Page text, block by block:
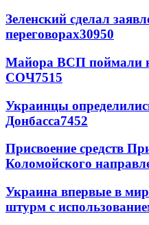
Зеленский сделал
переговорах30950
Майора ВСП поймали
СОЧ7515
Украинцы
Донбасса7452
Присвоение средств
Коломойского
Украина впервые в
штурм с